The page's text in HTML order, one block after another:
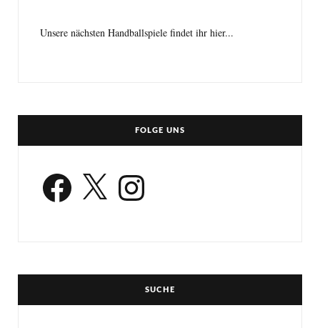
Unsere nächsten Handballspiele findet ihr hier...
FOLGE UNS
Facebook X Instagram
SUCHE